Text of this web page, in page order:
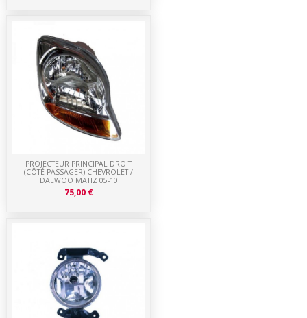
PROJECTEUR PRINCIPAL DROIT
(CÔTÉ PASSAGER) CHEVROLET /
DAEWOO MATIZ 05-10
75,00 €